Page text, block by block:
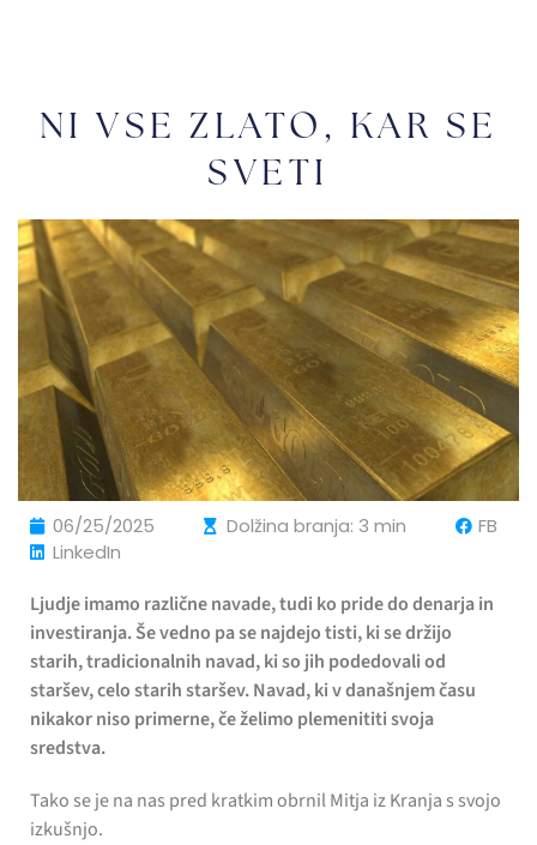
NI VSE ZLATO, KAR SE
SVETI
06/25/2025 Dolžina branja: 3 min
FB
LinkedIn
Ljudje imamo različne navade, tudi ko pride do denarja in
investiranja. Še vedno pa se najdejo tisti, ki se držijo
starih, tradicionalnih navad, ki so jih podedovali od
staršev, celo starih staršev. Navad, ki v današnjem času
nikakor niso primerne, če želimo plemenititi svoja
sredstva.
Tako se je na nas pred kratkim obrnil Mitja iz Kranja s svojo
izkušnjo.